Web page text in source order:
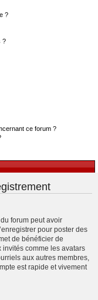
?
?
ce forum ?
forum peut avoir
pour poster des
de bénéficier de
comme les avatars
aux autres membres,
est rapide et vivement